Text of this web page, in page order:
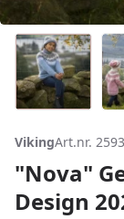
VikingArt.nr.
"Nova"
Design